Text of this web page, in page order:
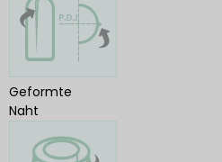
Geformte
Naht